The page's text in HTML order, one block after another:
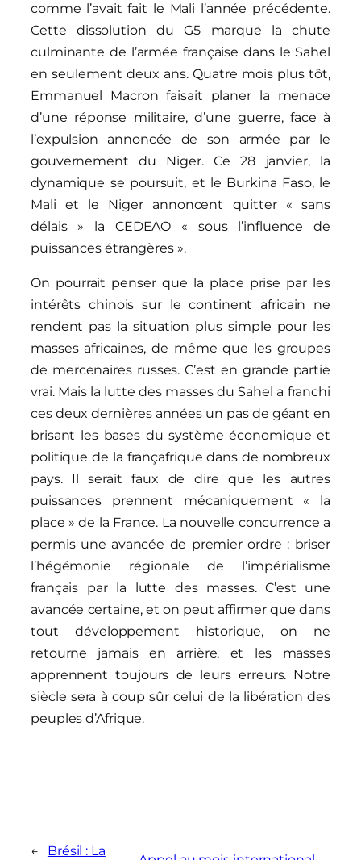
comme l’avait fait le Mali l’année précédente.
Cette dissolution du G5 marque la chute
culminante de l’armée française dans le Sahel
en seulement deux ans. Quatre mois plus tôt,
Emmanuel Macron faisait planer la menace
d’une réponse militaire, d’une guerre, face à
l’expulsion annoncée de son armée par le
gouvernement du Niger. Ce 28 janvier, la
dynamique se poursuit, et le Burkina Faso, le
Mali et le Niger annoncent quitter « sans
délais » la CEDEAO « sous l’influence de
puissances étrangères ».
On pourrait penser que la place prise par les
intérêts chinois sur le continent africain ne
rendent pas la situation plus simple pour les
masses africaines, de même que les groupes
de mercenaires russes. C’est en grande partie
vrai. Mais la lutte des masses du Sahel a franchi
ces deux dernières années un pas de géant en
brisant les bases du système économique et
politique de la françafrique dans de nombreux
pays. Il serait faux de dire que les autres
puissances prennent mécaniquement « la
place » de la France. La nouvelle concurrence a
permis une avancée de premier ordre : briser
l’hégémonie régionale de l’impérialisme
français par la lutte des masses. C’est une
avancée certaine, et on peut affirmer que dans
tout développement historique, on ne
retourne jamais en arrière, et les masses
apprennent toujours de leurs erreurs. Notre
siècle sera à coup sûr celui de la libération des
peuples d’Afrique.
← Brésil : La